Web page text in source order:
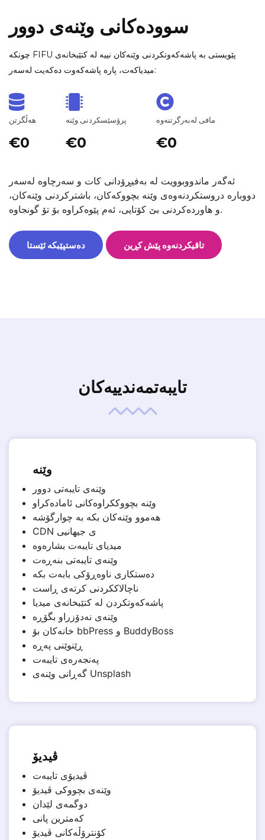
سوودەکانی وێنەی دوور
چونکە FIFU پێویستی بە پاشەکەوتکردنی وێنەکان نییە لە کتێبخانەی
میدیاکەت، پارە پاشەکەوت دەکەیت لەسەر:
هەڵگرتن
€0
پرۆسێسکردنی وێنە
€0
مافی لەبەرگرتنەوە
€0
ئەگەر ماندووبوویت لە بەفیڕۆدانی کات و سەرچاوە لەسەر
دووبارە دروستکردنەوەی وێنە بچووکەکان، باشترکردنی وێنەکان،
و هاوردەکردنی بێ کۆتایی، ئەم پێوەکراوە بۆ تۆ گونجاوە.
دەستپێبکە ئێستا تاقیکردنەوە پێش کڕین
تایبەتمەندییەکان
وێنە
وێنەی تایبەتی دوور
وێنە بچووککراوەکانی ئامادەکراو
هەموو وێنەکان بکە بە چوارگۆشە
CDN ی جیهانیی
میدیای تایبەت بشارەوە
وێنەی تایبەتی بنەڕەت
دەستکاری ناوەڕۆکی بابەت بکە
ناچالاککردنی کرتەی ڕاست
پاشەکەوتکردن لە کتێبخانەی میدیا
وێنەی نەدۆزراو بگۆڕە
خانەکان بۆ bbPress و BuddyBoss
ڕێنوێنی پەڕە
پەنجەرەی تایبەت
گەڕانی وێنەی Unsplash
ڤیدیۆ
ڤیدیۆی تایبەت
وێنەی بچووکی ڤیدیۆ
دوگمەی لێدان
کەمترین پانی
کۆنترۆڵەکانی ڤیدیۆ